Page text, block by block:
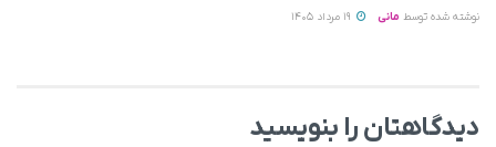
نوشته شده توسط مانی
دیدگاهتان را بنویسید